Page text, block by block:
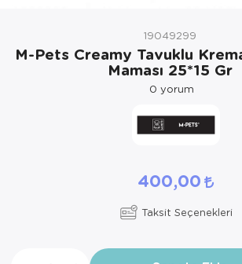
19049299
M-Pets Creamy Tavuklu
Maması 25*15 Gr
0 yorum
400,00
Taksit Seçenekleri